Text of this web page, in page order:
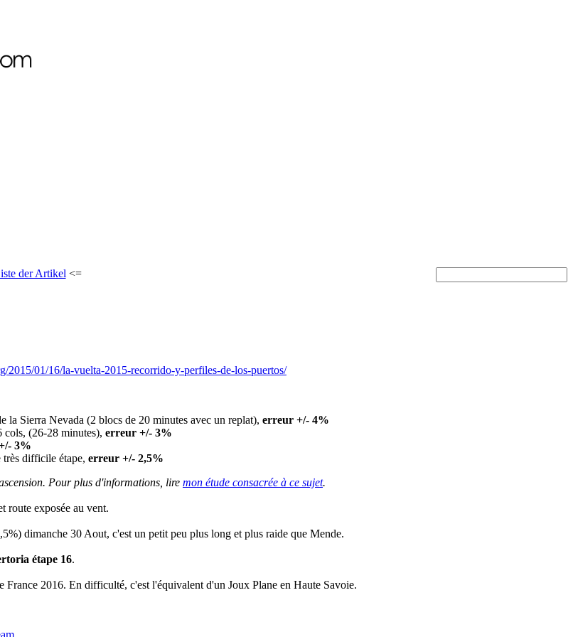
der Artikel <=
2015/01/16/la-vuelta-2015-recorrido-y-perfiles-de-los-puertos/
la Sierra Nevada (2 blocs de 20 minutes avec un replat), erreur +/- 4%
cols, (26-28 minutes), erreur +/- 3%
3%
difficile étape, erreur +/- 2,5%
Pour plus d'informations, lire mon étude consacrée à ce sujet.
route exposée au vent.
dimanche 30 Aout, c'est un petit peu plus long et plus raide que Mende.
étape 16.
2016. En difficulté, c'est l'équivalent d'un Joux Plane en Haute Savoie.